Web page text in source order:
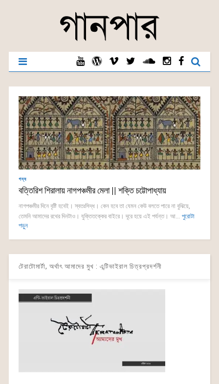
গদ্য
বত্তিরিশ শিরালায় নাগপঞ্চমীর মেলা || শক্তি চট্টোপাধ্যায়
নাগপঞ্চমীর দিনে বৃষ্টি হবেই। স্বতঃসিদ্ধ। কেন হবে তা যেমন কেউ বলতে পারে না বুঝিয়ে,
তেমনি আমাদের রথের দিনটাও। যুক্তিতক্কের বাইরে। দূরে হয়ে এই পর্যন্ত। আ... পুরোটা
পড়ুন
টেরাটোমার্টা, অর্থাৎ আমাদের মুখ : এন্টিভাইরাল চিত্রপ্রদর্শনী